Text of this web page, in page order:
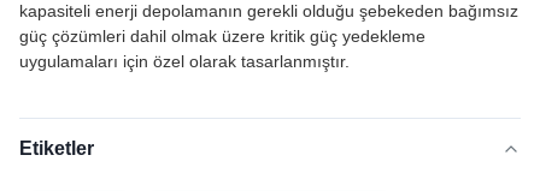
kapasiteli enerji depolamanın gerekli olduğu şebekeden bağımsız
güç çözümleri dahil olmak üzere kritik güç yedekleme
uygulamaları için özel olarak tasarlanmıştır.
Etiketler